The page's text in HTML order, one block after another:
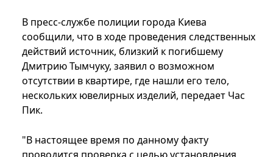
В пресс-службе полиции города Киева
сообщили, что в ходе проведения следственных
действий источник, близкий к погибшему
Дмитрию Тымчуку, заявил о возможном
отсутствии в квартире, где нашли его тело,
нескольких ювелирных изделий, передает Час
Пик.
"В настоящее время по данному факту